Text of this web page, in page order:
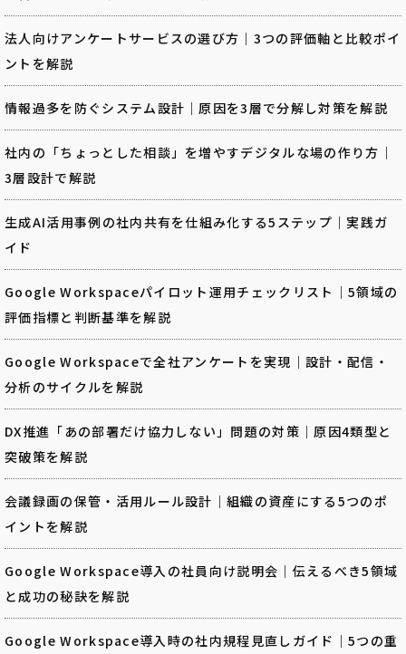
法人向けアンケートサービスの選び方｜3つの評価軸と比較ポイ
ントを解説
情報過多を防ぐシステム設計｜原因を3層で分解し対策を解説
社内の「ちょっとした相談」を増やすデジタルな場の作り方｜
3層設計で解説
生成AI活用事例の社内共有を仕組み化する5ステップ｜実践ガ
イド
Google Workspaceパイロット運用チェックリスト｜5領域の
評価指標と判断基準を解説
Google Workspaceで全社アンケートを実現｜設計・配信・
分析のサイクルを解説
DX推進「あの部署だけ協力しない」問題の対策｜原因4類型と
突破策を解説
会議録画の保管・活用ルール設計｜組織の資産にする5つのポ
イントを解説
Google Workspace導入の社員向け説明会｜伝えるべき5領域
と成功の秘訣を解説
Google Workspace導入時の社内規程見直しガイド｜5つの重